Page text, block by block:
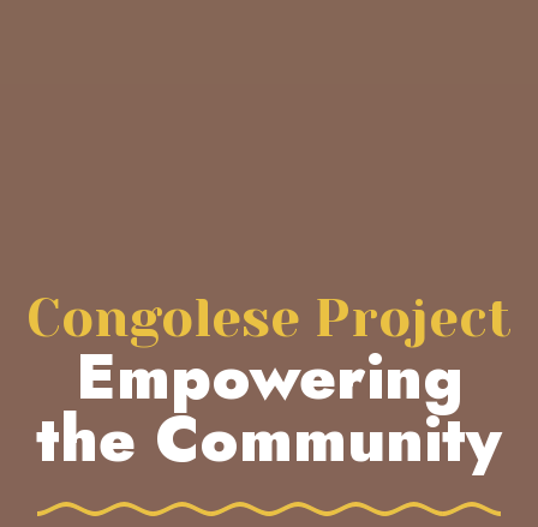
Congolese Project
Empowering
the Community